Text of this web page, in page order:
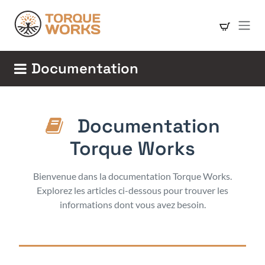
Documentation
Documentation
Torque Works
Bienvenue dans la documentation Torque Works.
Explorez les articles ci-dessous pour trouver les
informations dont vous avez besoin.